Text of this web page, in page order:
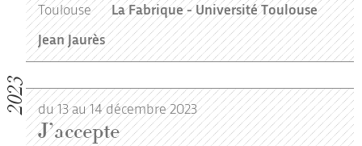
Toulouse
La Fabrique - Université Toulouse
Jean Jaurès
2023 du 13 au 14 décembre 2023
J’accepte